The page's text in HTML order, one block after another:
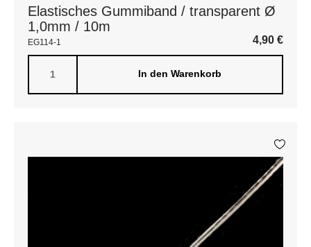
Elastisches Gummiband / transparent Ø
1,0mm / 10m
EG114-1 4,90 €
In den Warenkorb